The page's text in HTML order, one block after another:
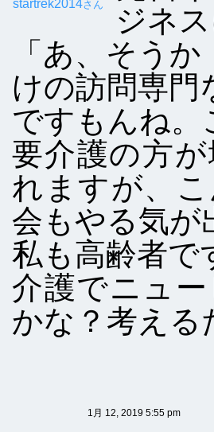
startrek2014さん
ジネ
「あ、そう
けの訪問専門
ですもんね。
要介護の方
れますが、
会もやる気が
私も高齢者で
介護でニュ
かな？考える
1月 12, 2019 5:55 pm